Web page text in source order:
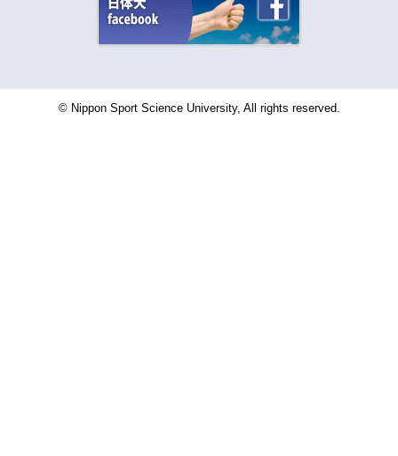
© Nippon Sport Science University, All rights reserved.